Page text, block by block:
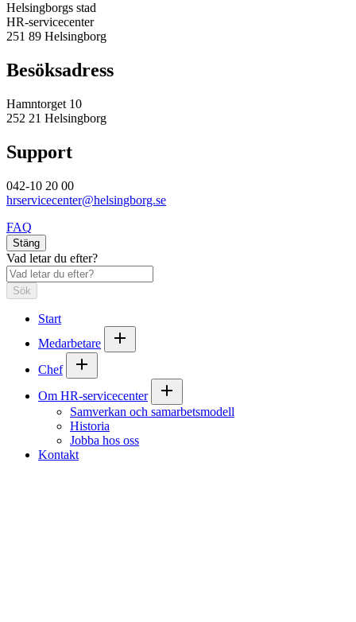
Helsingborgs stad
HR-servicecenter
251 89 Helsingborg
Besöksadress
Hamntorget 10
252 21 Helsingborg
Support
042-10 20 00
hrservicecenter@helsingborg.se
FAQ
Stäng
Vad letar du efter?
Sök
Start
Medarbetare
Chef
Om HR-servicecenter
Samverkan och samarbetsmodell
Historia
Jobba hos oss
Kontakt